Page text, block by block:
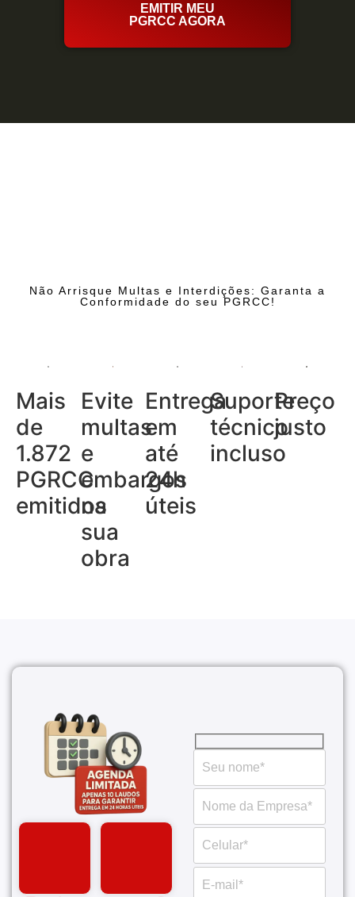
EMITIR MEU
PGRCC AGORA
Não Arrisque Multas e Interdições: Garanta a
Conformidade do seu PGRCC!
Mais
de
1.872
PGRCC
emitidos
Evite
multas
e
embargos
na
sua
obra
Entrega
em
até
24h
úteis
Suporte
técnico
incluso
Preço
justo